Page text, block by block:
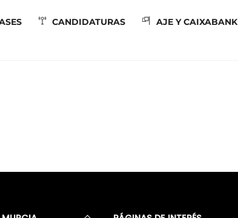
CANDIDATURAS AJE Y CAIXABANK
Back